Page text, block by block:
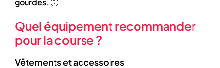
gourdes. 🚰
Quel équipement recommander
pour la course ?
Vêtements et accessoires